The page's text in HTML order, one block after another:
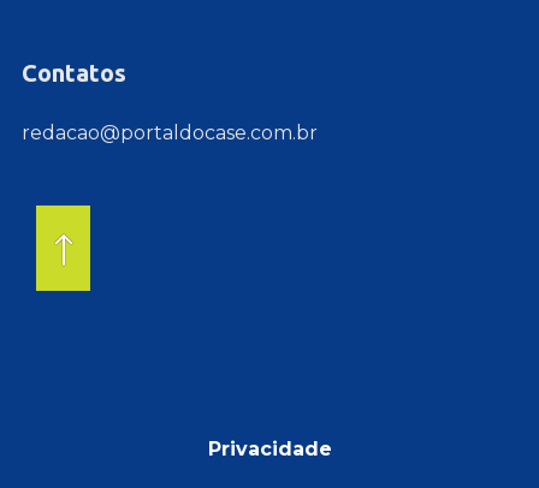
Contatos
redacao@portaldocase.com.br
Privacidade